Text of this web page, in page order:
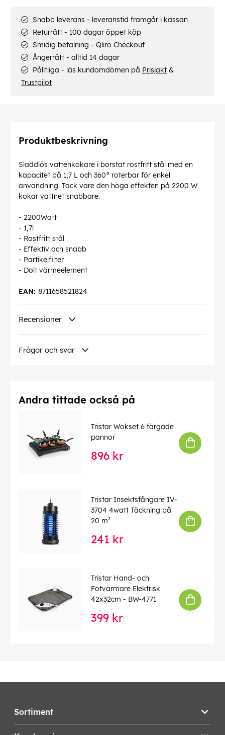
Snabb leverans - leveranstid framgår i kassan
Returrätt - 100 dagar öppet köp
Smidig betalning - Qliro Checkout
Ångerrätt - alltid 14 dagar
Pålitliga - läs kundomdömen på Prisjakt &
Trustpilot
Produktbeskrivning
Sladdlös vattenkokare i borstat rostfritt stål med en
kapacitet på 1,7 L och 360° roterbar för enkel
användning. Tack vare den höga effekten på 2200 W
kokar vattnet snabbare.
- 2200Watt
- 1,7l
- Rostfritt stål
- Effektiv och snabb
- Partikelfilter
- Dolt värmeelement
8711658521824
EAN:
Recensioner
Frågor och svar
Andra tittade också på
Tristar Wokset 6 färgade
pannor
896 kr
Tristar Insektsfångare IV-
3704 4watt Täckning på
20 m²
241 kr
Tristar Hand- och
Fotvärmare Elektrisk
42x32cm - BW-4771
399 kr
Sortiment